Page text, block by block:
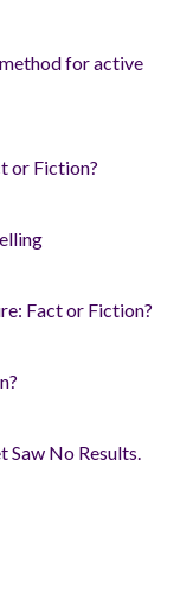
for active
or Fiction?
Fact or Fiction?
Saw No Results.